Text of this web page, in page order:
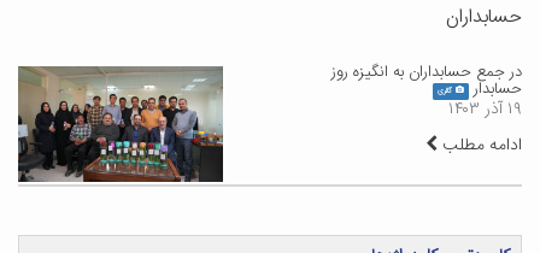
حسابداران
در جمع حسابداران به انگیزه روز
حسابدار گالری
۱۹ آذر ۱۴۰۳
ادامه مطلب